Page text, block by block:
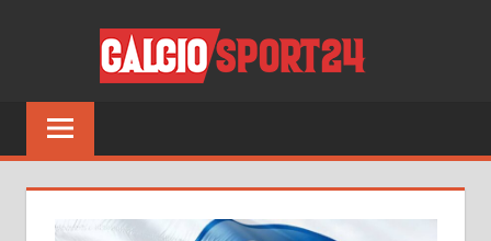
Tutto
sul
del